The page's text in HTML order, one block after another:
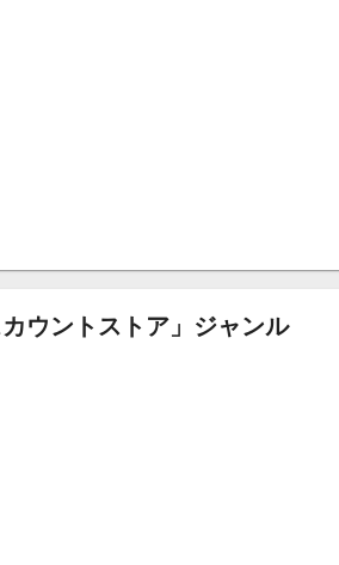
ウントストア」ジャンル